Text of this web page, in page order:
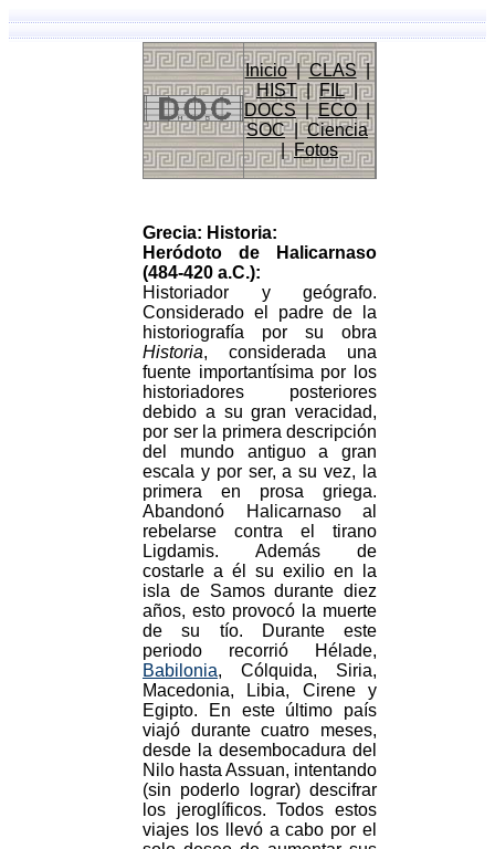
Inicio|CLAS|
HIST|FIL|
DOCS|ECO|
SOC|Ciencia
|Fotos
Grecia: Historia:
Heródoto de Halicarnaso
(484-420 a.C.):
Historiador y geógrafo.
Considerado el padre de la
historiografía por su obra
Historia, considerada una
fuente importantísima por los
historiadores posteriores
debido a su gran veracidad,
por ser la primera descripción
del mundo antiguo a gran
escala y por ser, a su vez, la
primera en prosa griega.
Abandonó Halicarnaso al
rebelarse contra el tirano
Ligdamis. Además de
costarle a él su exilio en la
isla de Samos durante diez
años, esto provocó la muerte
de su tío. Durante este
periodo recorrió Hélade,
Babilonia, Cólquida, Siria,
Macedonia, Libia, Cirene y
Egipto. En este último país
viajó durante cuatro meses,
desde la desembocadura del
Nilo hasta Assuan, intentando
(sin poderlo lograr) descifrar
los jeroglíficos. Todos estos
viajes los llevó a cabo por el